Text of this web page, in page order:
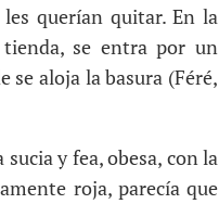
querían quitar. En la
se entra por un
se aloja la basura (Féré,
y fea, obesa, con la
roja, parecía que